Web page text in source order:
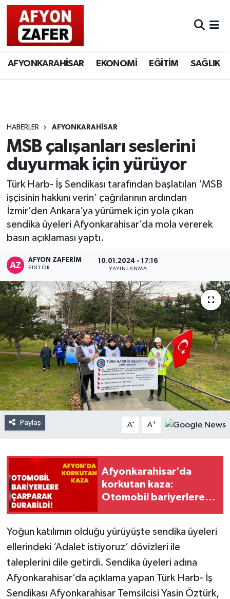
AFYONKARAHİSAR EKONOMİ EĞİTİM SAĞLIK
HABERLER AFYONKARAHİSAR
MSB çalışanları seslerini
duyurmak için yürüyor
Türk Harb- İş Sendikası tarafından başlatılan ‘MSB
işçisinin hakkını verin’ çağrılarının ardından
İzmir’den Ankara’ya yürümek için yola çıkan
sendika üyeleri Afyonkarahisar’da mola vererek
basın açıklaması yaptı.
AFYON ZAFERİM
EDITÖR
10.01.2024 - 17:16
YAYINLANMA
Paylaş A- A+
Afyonkarahisar’da
korkutan kaza:
Otomobil bariyerlere
Yoğun katılımın olduğu yürüyüşte sendika üyeleri
ellerindeki ‘Adalet istiyoruz’ dövizleri ile
taleplerini dile getirdi. Sendika üyeleri adına
Afyonkarahisar’da açıklama yapan Türk Harb- İş
Sendikası Afyonkarahisar Temsilcisi Yasin Öztürk,